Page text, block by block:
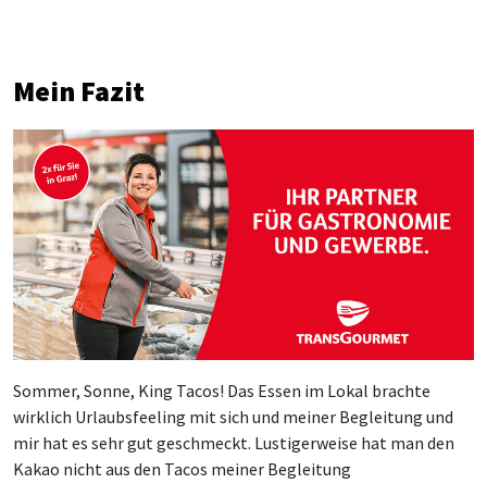
Mein Fazit
Sommer, Sonne, King Tacos! Das Essen im Lokal brachte
wirklich Urlaubsfeeling mit sich und meiner Begleitung und
mir hat es sehr gut geschmeckt. Lustigerweise hat man den
Kakao nicht aus den Tacos meiner Begleitung